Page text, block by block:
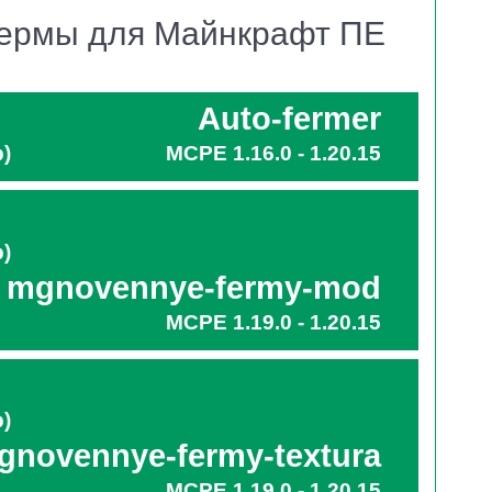
иногда поодиночке, а иногда группами по 2
взять в руки блок грязи, тогда он
растения:
для Майнкрафт ПЕ
Auto-fermer
MCPE 1.16.0 - 1.20.15
mgnovennye-fermy-mod
MCPE 1.19.0 - 1.20.15
fermy-textura